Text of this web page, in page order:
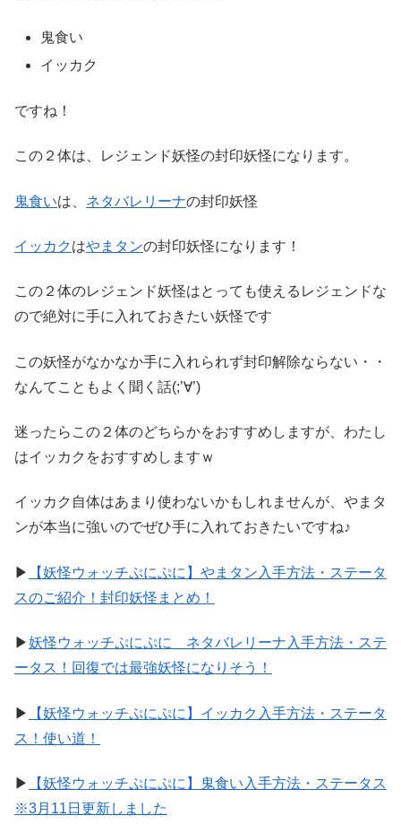
鬼食い
イッカク
ですね！
この２体は、レジェンド妖怪の封印妖怪になります。
鬼食いは、 ネタバレリーナの封印妖怪
イッカクはやまタンの封印妖怪になります！
この２体のレジェンド妖怪はとっても使えるレジェンドな
ので絶対に手に入れておきたい妖怪です
この妖怪がなかなか手に入れられず封印解除ならない・・
なんてこともよく聞く話(;’∀’)
迷ったらこの２体のどちらかをおすすめしますが、わたし
はイッカクをおすすめしますｗ
イッカク自体はあまり使わないかもしれませんが、やまタ
ンが本当に強いのでぜひ手に入れておきたいですね♪
▶
【妖怪ウォッチぷにぷに】やまタン入手方法・ステータ
スのご紹介！封印妖怪まとめ！
▶妖怪ウォッチぷにぷに ネタバレリーナ入手方法・ステ
ータス！回復では最強妖怪になりそう！
▶
【妖怪ウォッチぷにぷに】イッカク入手方法・ステータ
ス！使い道！
▶
【妖怪ウォッチぷにぷに】鬼食い入手方法・ステータス
※3月11日更新しました